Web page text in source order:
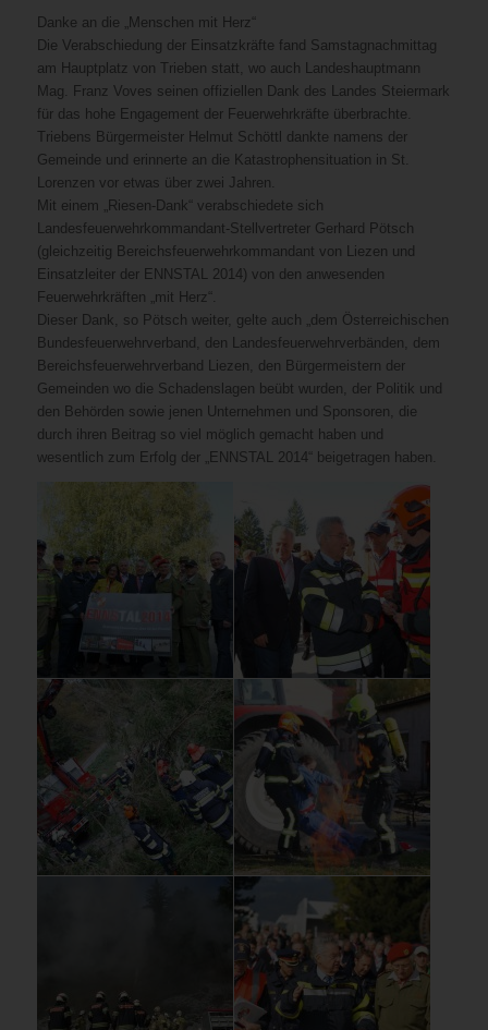
Danke an die „Menschen mit Herz“
Die Verabschiedung der Einsatzkräfte fand Samstagnachmittag
am Hauptplatz von Trieben statt, wo auch Landeshauptmann
Mag. Franz Voves seinen offiziellen Dank des Landes Steiermark
für das hohe Engagement der Feuerwehrkräfte überbrachte.
Triebens Bürgermeister Helmut Schöttl dankte namens der
Gemeinde und erinnerte an die Katastrophensituation in St.
Lorenzen vor etwas über zwei Jahren.
Mit einem „Riesen-Dank“ verabschiedete sich
Landesfeuerwehrkommandant-Stellvertreter Gerhard Pötsch
(gleichzeitig Bereichsfeuerwehrkommandant von Liezen und
Einsatzleiter der ENNSTAL 2014) von den anwesenden
Feuerwehrkräften „mit Herz“.
Dieser Dank, so Pötsch weiter, gelte auch „dem Österreichischen
Bundesfeuerwehrverband, den Landesfeuerwehrverbänden, dem
Bereichsfeuerwehrverband Liezen, den Bürgermeistern der
Gemeinden wo die Schadenslagen beübt wurden, der Politik und
den Behörden sowie jenen Unternehmen und Sponsoren, die
durch ihren Beitrag so viel möglich gemacht haben und
wesentlich zum Erfolg der „ENNSTAL 2014“ beigetragen haben.